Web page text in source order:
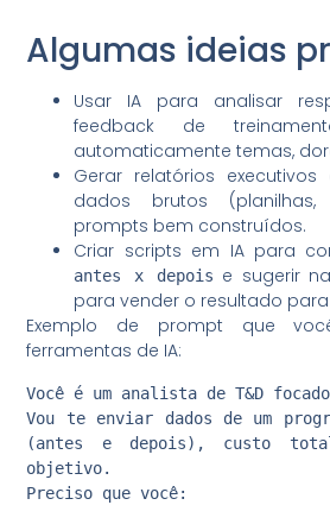
Algumas ideias
Usar IA para analisar
feedback de
automaticamente temas,
Gerar relatórios
dados brutos (planilhas,
prompts bem construídos.
Criar scripts em IA para
antes x depois e sugerir
para vender o resultado
Exemplo de prompt que
ferramentas de IA:
Você é um analista de T&D
Vou te enviar dados de um
(antes e depois), custo
objetivo.
Preciso que você: